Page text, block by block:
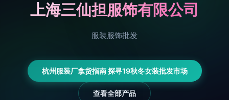
上海三仙担服饰有限公司
服装服饰批发
杭州服装厂拿货指南 探寻19秋冬女装批发市场
查看全部产品